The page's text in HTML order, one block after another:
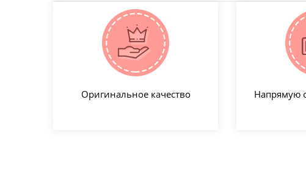
Оригинальное качество Напрямую